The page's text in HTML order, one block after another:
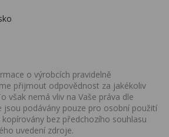
o výrobcích pravidelně
přijmout odpovědnost za jakékoliv
však nemá vliv na Vaše práva dle
jsou podávány pouze pro osobní použití
bez předchozího souhlasu
uvedení zdroje.